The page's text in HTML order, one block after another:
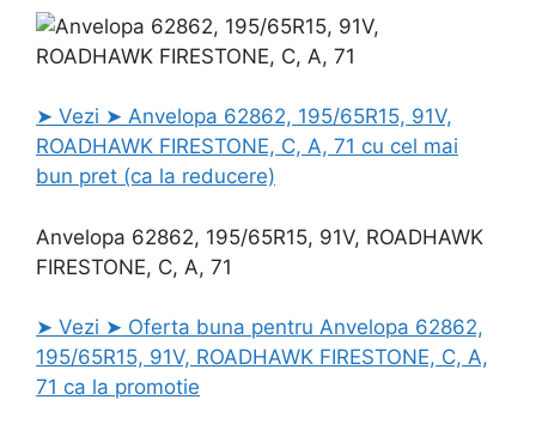
➤ Vezi ➤ Anvelopa 62862, 195/65R15, 91V,
ROADHAWK FIRESTONE, C, A, 71 cu cel mai
bun pret (ca la reducere)
Anvelopa 62862, 195/65R15, 91V, ROADHAWK
FIRESTONE, C, A, 71
➤ Vezi ➤ Oferta buna pentru Anvelopa 62862,
195/65R15, 91V, ROADHAWK FIRESTONE, C, A,
71 ca la promotie